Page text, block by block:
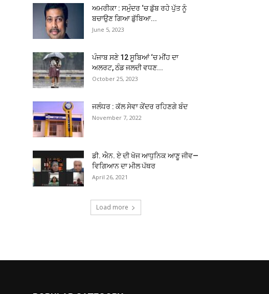
ਅਮਰੀਕਾ : ਸਮੁੰਦਰ ‘ਚ ਡੁੱਬ ਰਹੇ ਪੁੱਤ ਨੂੰ
ਬਚਾਉਣ ਗਿਆ ਡੁੱਬਿਆ...
June 5, 2023
ਪੰਜਾਬ ਸਣੇ 12 ਸੂਬਿਆਂ ‘ਚ ਮੀਂਹ ਦਾ
ਅਲਰਟ, ਠੰਡ ਜਲਦੀ ਵਧਣ...
October 25, 2023
ਜਲੰਧਰ : ਕੱਲ ਸੇਵਾ ਕੇਂਦਰ ਰਹਿਣਗੇ ਬੰਦ
November 7, 2022
ਡੀ. ਐਨ. ਏ ਦੀ ਖੋਜ ਆਧੁਨਿਕ ਆਣੂ ਜੀਵ—
ਵਿਗਿਆਨ ਦਾ ਮੀਲ ਪੱਥਰ
April 26, 2021
Load more